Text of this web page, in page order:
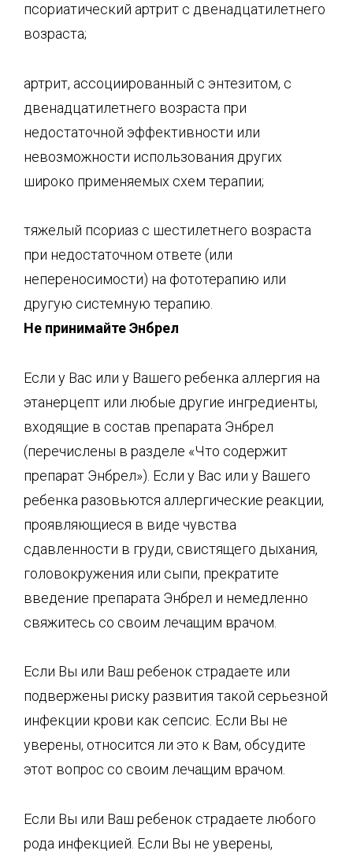
псориатический артрит с двенадцатилетнего
возраста;
артрит, ассоциированный с энтезитом, с
двенадцатилетнего возраста при
недостаточной эффективности или
невозможности использования других
широко применяемых схем терапии;
тяжелый псориаз с шестилетнего возраста
при недостаточном ответе (или
непереносимости) на фототерапию или
другую системную терапию.
Не принимайте Энбрел
Если у Вас или у Вашего ребенка аллергия на
этанерцепт или любые другие ингредиенты,
входящие в состав препарата Энбрел
(перечислены в разделе «Что содержит
препарат Энбрел»). Если у Вас или у Вашего
ребенка разовьются аллергические реакции,
проявляющиеся в виде чувства
сдавленности в груди, свистящего дыхания,
головокружения или сыпи, прекратите
введение препарата Энбрел и немедленно
свяжитесь со своим лечащим врачом.
Если Вы или Ваш ребенок страдаете или
подвержены риску развития такой серьезной
инфекции крови как сепсис. Если Вы не
уверены, относится ли это к Вам, обсудите
этот вопрос со своим лечащим врачом.
Если Вы или Ваш ребенок страдаете любого
рода инфекцией. Если Вы не уверены,